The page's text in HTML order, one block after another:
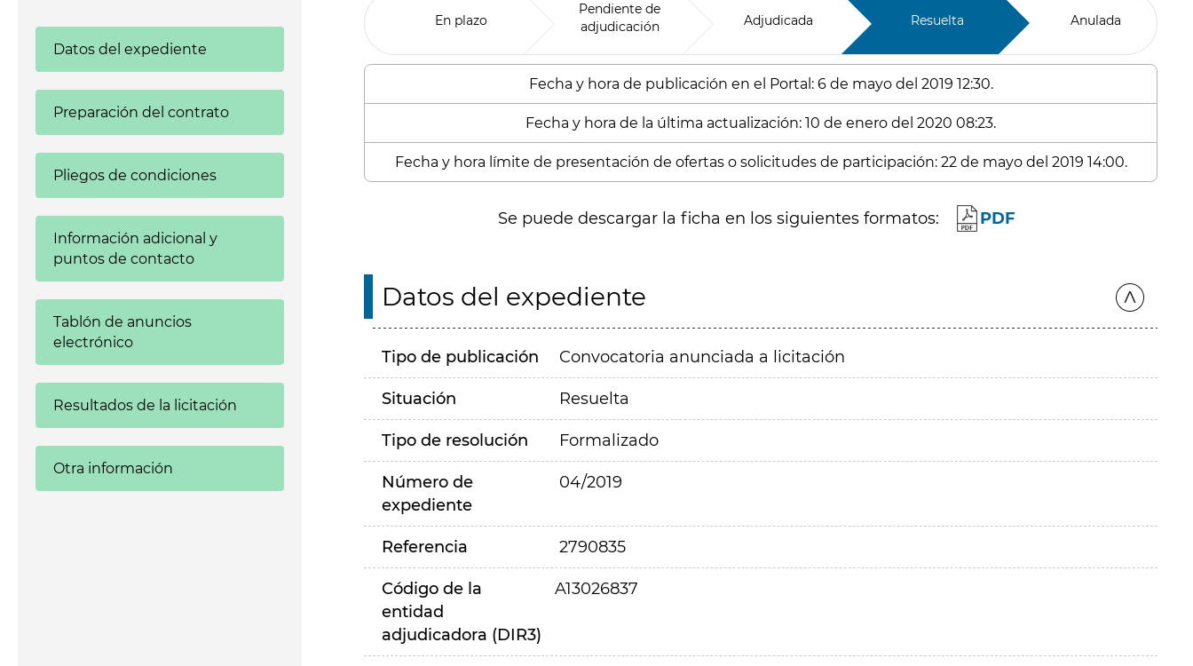
Datos del expediente
Preparación del contrato
Pliegos de condiciones
Información adicional y
puntos de contacto
Tablón de anuncios
electrónico
Resultados de la licitación
Otra información
En plazo
Pendiente de
adjudicación
Adjudicada Resuelta Anulada
Fecha y hora de publicación en el Portal: 6 de mayo del 2019 12:30.
Fecha y hora de la última actualización: 10 de enero del 2020 08:23.
Fecha y hora límite de presentación de ofertas o solicitudes de participación: 22 de mayo del 2019 14:00.
Se puede descargar la ficha en los siguientes formatos: PDF
Datos del expediente
Tipo de publicación Convocatoria anunciada a licitación
Situación Resuelta
Tipo de resolución Formalizado
Número de
expediente
04/2019
Referencia 2790835
Código de la
entidad
adjudicadora (DIR3)
A13026837